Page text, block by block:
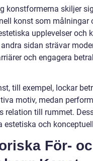
konstformerna skiljer
konst som målningar
upplevelser och
sidan strävar
och engagera
till exempel, lockar
motiv, medan
relation till rummet.
estetiska och
För-